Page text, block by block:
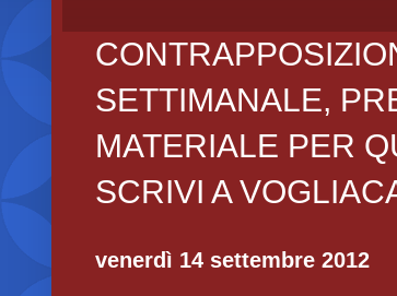
SETTIMANALE,
MATERIALE PER
SCRIVI A
venerdì 14 settembre 2012